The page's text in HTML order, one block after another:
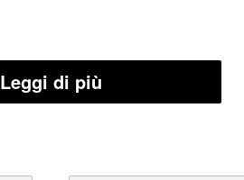
Leggi di più